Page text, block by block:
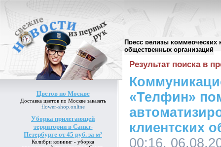
Пресс релизы коммерческих
общественных организаций
Цветов по Москве
Доставка цветов по Москвезаказать
flower-shop.online
Уборка прилегающей
территории в Санкт-
Петербурге от 45 руб. за м²
Колибри клининг - уборка
Поиск в пресс-релизах//
Результат поиска в
«Телфин»
клиентских
00:16,